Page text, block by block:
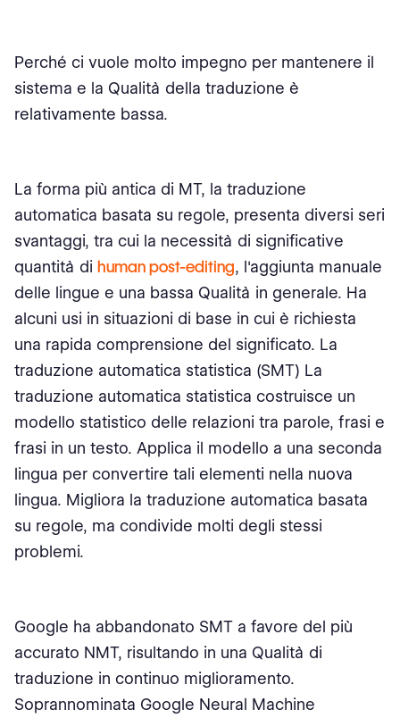
Perché ci vuole molto impegno per mantenere il
sistema e la Qualità della traduzione è
relativamente bassa.
La forma più antica di MT, la traduzione
automatica basata su regole, presenta diversi seri
svantaggi, tra cui la necessità di significative
quantità di human post-editing, l'aggiunta manuale
delle lingue e una bassa Qualità in generale. Ha
alcuni usi in situazioni di base in cui è richiesta
una rapida comprensione del significato. La
traduzione automatica statistica (SMT) La
traduzione automatica statistica costruisce un
modello statistico delle relazioni tra parole, frasi e
frasi in un testo. Applica il modello a una seconda
lingua per convertire tali elementi nella nuova
lingua. Migliora la traduzione automatica basata
su regole, ma condivide molti degli stessi
problemi.
Google ha abbandonato SMT a favore del più
accurato NMT, risultando in una Qualità di
traduzione in continuo miglioramento.
Soprannominata Google Neural Machine